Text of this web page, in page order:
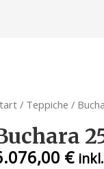
/ Teppiche /
€